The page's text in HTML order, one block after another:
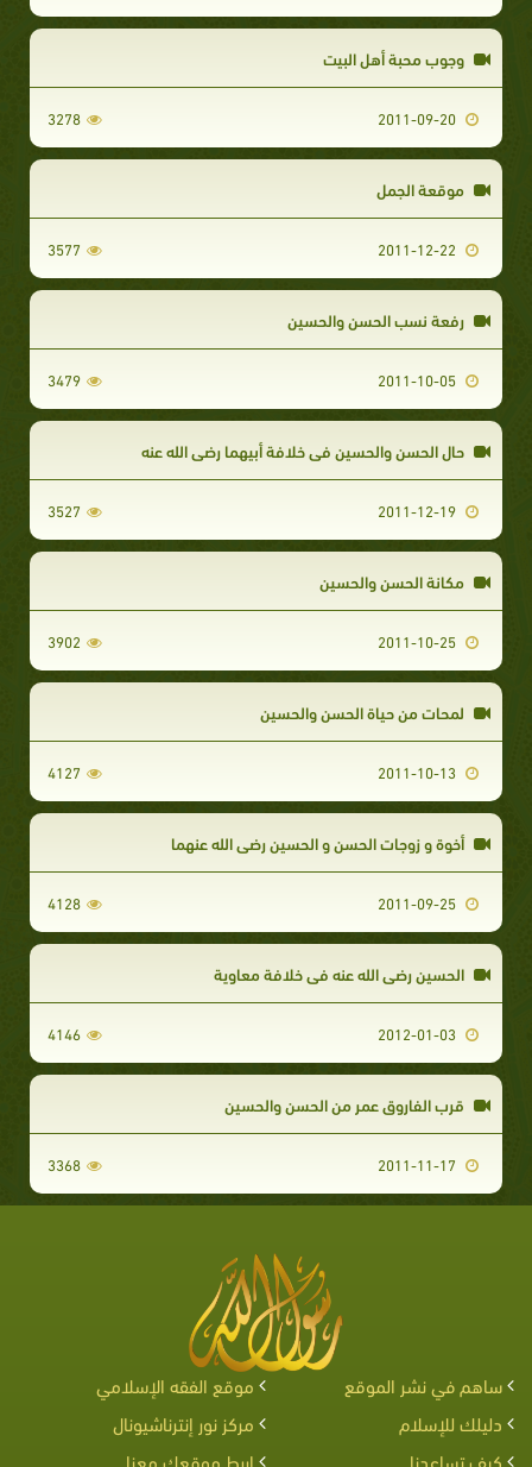
وجوب محبة أهل البيت
3278
موقعة الجمل
3577
رفعة نسب الحسن والحسين
3479
حال الحسن والحسين في خلافة أبيهما رضي الله عنه
3527
مكانة الحسن والحسين
3902
لمحات من حياة الحسن والحسين
4127
أخوة و زوجات الحسن و الحسين رضي الله عنهما
4128
الحسين رضي الله عنه في خلافة معاوية
4146
قرب الفاروق عمر من الحسن والحسين
3368
ساهم في نشر الموقع
موقع الفقه الإسلامي
دليلك للإسلام
مركز نور إنترناشيونال
كيف تساعدنا
اربط موقعك معنا